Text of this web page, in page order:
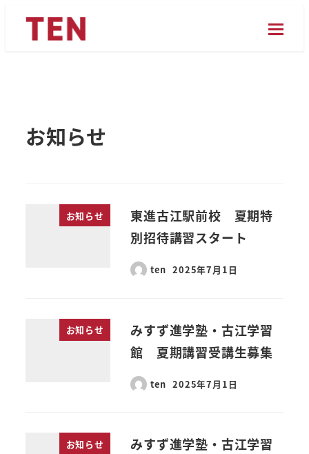
お知らせ
お知らせ
東進古江駅前校 夏期特
別招待講習スタート
ten 2025年7月1日
お知らせ
みすず進学塾・古江学習
館 夏期講習受講生募集
ten 2025年7月1日
お知らせ
みすず進学塾・古江学習